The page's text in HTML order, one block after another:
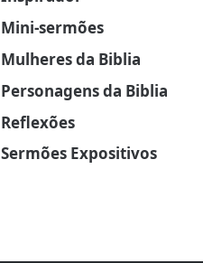
Mini-sermões
Mulheres da Biblia
Personagens da Biblia
Reflexões
Sermões Expositivos